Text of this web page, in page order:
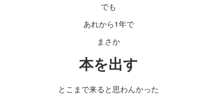
でも
あれから1年で
まさか
本を出す
とこまで来ると思わんかった